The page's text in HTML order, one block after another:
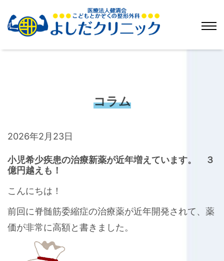
コラム
2026年2月23日
小児希少疾患の治療新薬が近年増えています。 ３
億円越えも！
こんにちは！
前回に脊髄筋委縮症の治療薬が近年開発されて、薬
価が非常に高額と書きました。